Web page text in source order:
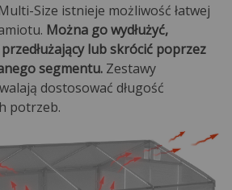
Size istnieje możliwość łatwej
Można go wydłużyć,
lub skrócić poprzez
segmentu. Zestawy
dostosować długość
potrzeb.